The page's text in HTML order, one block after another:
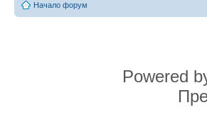
Начало форум
Powered